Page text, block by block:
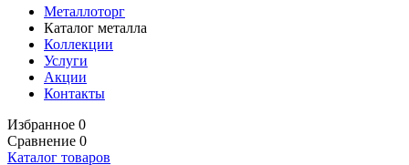
Металлоторг
Каталог металла
Коллекции
Услуги
Акции
Контакты
Избранное 0
Сравнение 0
Каталог товаров